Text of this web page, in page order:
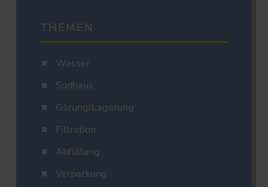
THEMEN
Wasser
Sudhaus
Gärung/Lagerung
Filtration
Abfüllung
Verpackung